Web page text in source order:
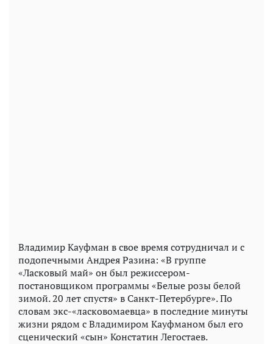
Владимир Кауфман в свое время сотрудничал и с
подопечными Андрея Разина: «В группе
«Ласковый май» он был режиссером-
постановщиком программы «Белые розы белой
зимой. 20 лет спустя» в Санкт-Петербурге». По
словам экс-«ласковомаевца» в последние минуты
жизни рядом с Владимиром Кауфманом был его
сценический «сын» Констатин Легостаев.